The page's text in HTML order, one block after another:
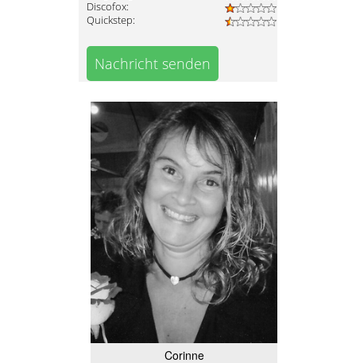
Discofox:
Quickstep:
Nachricht senden
Corinne